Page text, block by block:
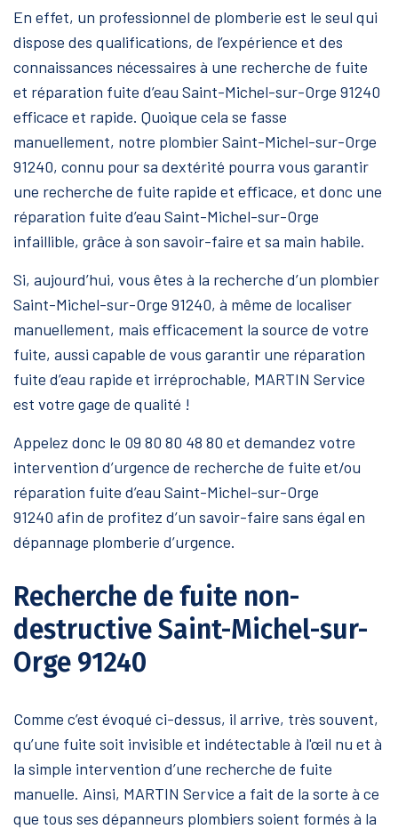
En effet, un professionnel de plomberie est le seul qui
dispose des qualifications, de l’expérience et des
connaissances nécessaires à une recherche de fuite
et réparation fuite d’eau Saint-Michel-sur-Orge 91240
efficace et rapide. Quoique cela se fasse
manuellement, notre plombier Saint-Michel-sur-Orge
91240, connu pour sa dextérité pourra vous garantir
une recherche de fuite rapide et efficace, et donc une
réparation fuite d’eau Saint-Michel-sur-Orge
infaillible, grâce à son savoir-faire et sa main habile.
Si, aujourd’hui, vous êtes à la recherche d’un plombier
Saint-Michel-sur-Orge 91240, à même de localiser
manuellement, mais efficacement la source de votre
fuite, aussi capable de vous garantir une réparation
fuite d’eau rapide et irréprochable, MARTIN Service
est votre gage de qualité !
Appelez donc le 09 80 80 48 80 et demandez votre
intervention d’urgence de recherche de fuite et/ou
réparation fuite d’eau Saint-Michel-sur-Orge
91240 afin de profitez d’un savoir-faire sans égal en
dépannage plomberie d’urgence.
Recherche de fuite non-
destructive Saint-Michel-sur-
Orge 91240
Comme c’est évoqué ci-dessus, il arrive, très souvent,
qu’une fuite soit invisible et indétectable à l'œil nu et à
la simple intervention d’une recherche de fuite
manuelle. Ainsi, MARTIN Service a fait de la sorte à ce
que tous ses dépanneurs plombiers soient formés à la